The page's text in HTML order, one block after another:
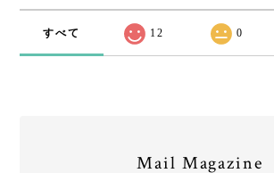
すべて 12 0
Mail Magazine